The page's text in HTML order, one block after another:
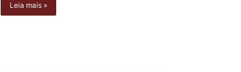
Leia mais »